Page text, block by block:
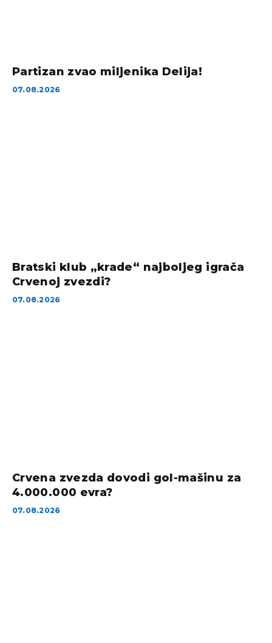
Partizan zvao miljenika Delija!
07.08.2026
Bratski klub „krade“ najboljeg igrača
Crvenoj zvezdi?
07.08.2026
Crvena zvezda dovodi gol-mašinu za
4.000.000 evra?
07.08.2026